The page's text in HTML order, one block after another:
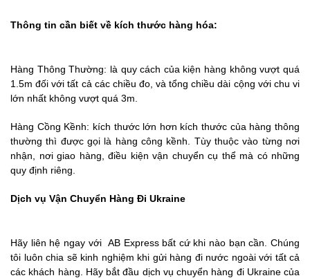
Thông tin cần biết về kích thước hàng hóa:
Hàng Thông Thường: là quy cách của kiện hàng không vượt quá
1.5m đối với tất cả các chiều đo, và tổng chiều dài cộng với chu vi
lớn nhất không vượt quá 3m.
Hàng Cồng Kềnh: kích thước lớn hơn kích thước của hàng thông
thường thì được gọi là hàng công kềnh. Tùy thuộc vào từng nơi
nhận, nơi giao hàng, điều kiện vận chuyển cụ thể mà có những
quy định riêng.
Dịch vụ Vận Chuyển Hàng Đi Ukraine
Hãy liên hệ ngay với AB Express bất cứ khi nào bạn cần. Chúng
tôi luôn chia sẽ kinh nghiệm khi gửi hàng đi nước ngoài với tất cả
các khách hàng. Hãy bắt đầu dịch vụ chuyển hàng đi Ukraine của